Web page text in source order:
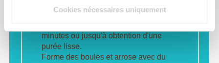
Cookies nécessaires uniquement
vitesse.
minutes ou jusqu'à obtention d'une
purée lisse.
Forme des boules et arrose avec du